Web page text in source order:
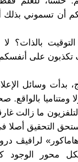
أن تسموني بذلك
بالذات؟
تكذبون على
بدأت وسائل
ومتناميا بالواقع.
ما زالت
التحقيق أصلا
لرافيڤ
محور الوجود